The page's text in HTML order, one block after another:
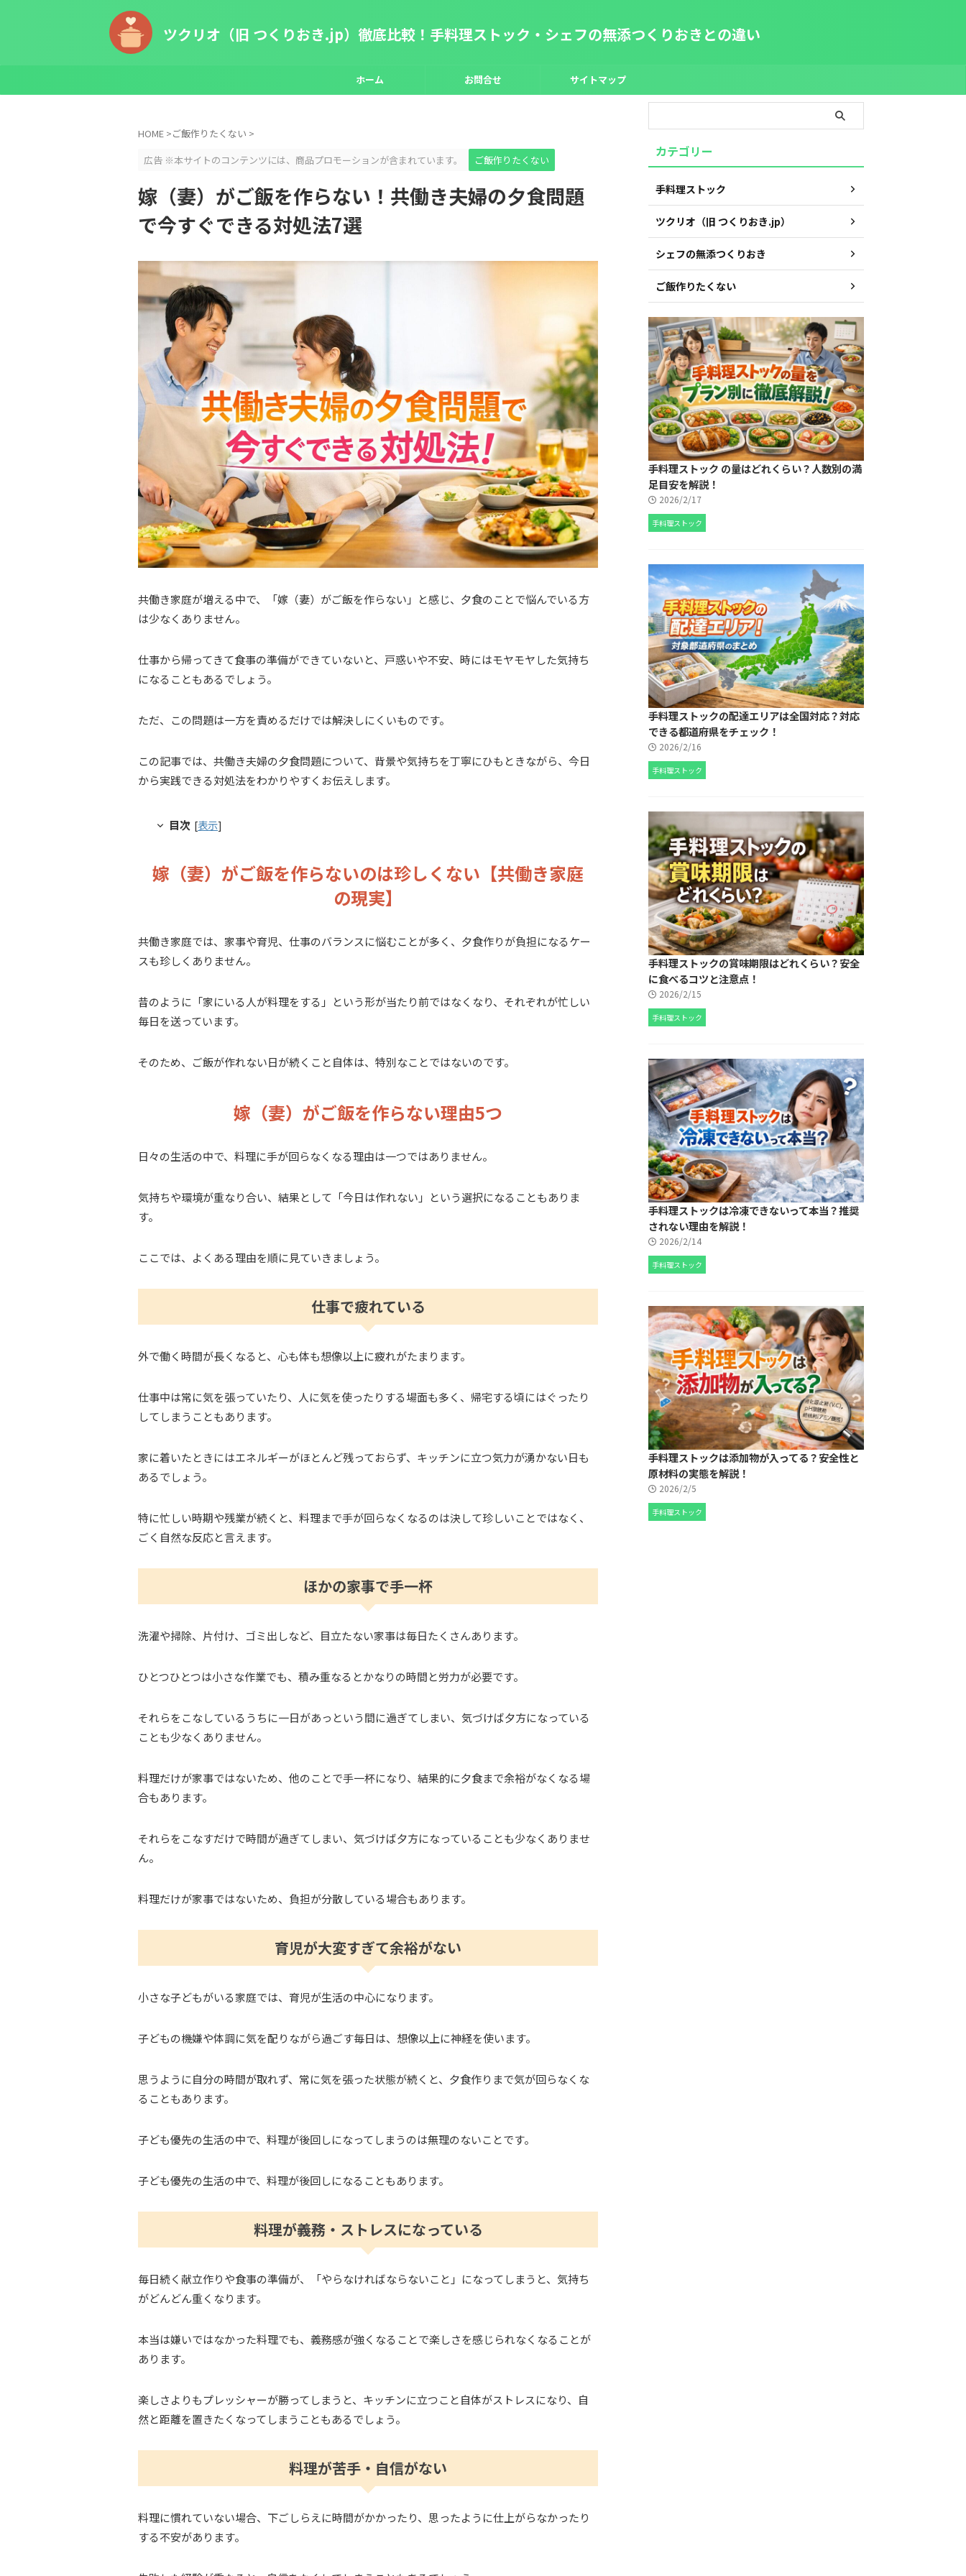
ツクリオ（旧 つくりおき.jp）徹底比較！手料理ストック・シェフの無添つくりおきとの違い
ホーム お問合せ サイトマップ
HOME >ご飯作りたくない >
広告 ※本サイトのコンテンツには、商品プロモーションが含まれています。
ご飯作りたくない
嫁（妻）がご飯を作らない！共働き夫婦の夕食問題
で今すぐできる対処法7選
共働き家庭が増える中で、「嫁（妻）がご飯を作らない」と感じ、夕食のことで悩んでいる方
は少なくありません。
仕事から帰ってきて食事の準備ができていないと、戸惑いや不安、時にはモヤモヤした気持ち
になることもあるでしょう。
ただ、この問題は一方を責めるだけでは解決しにくいものです。
この記事では、共働き夫婦の夕食問題について、背景や気持ちを丁寧にひもときながら、今日
から実践できる対処法をわかりやすくお伝えします。
目次 [表示]
嫁（妻）がご飯を作らないのは珍しくない【共働き家庭
の現実】
共働き家庭では、家事や育児、仕事のバランスに悩むことが多く、夕食作りが負担になるケー
スも珍しくありません。
昔のように「家にいる人が料理をする」という形が当たり前ではなくなり、それぞれが忙しい
毎日を送っています。
そのため、ご飯が作れない日が続くこと自体は、特別なことではないのです。
嫁（妻）がご飯を作らない理由5つ
日々の生活の中で、料理に手が回らなくなる理由は一つではありません。
気持ちや環境が重なり合い、結果として「今日は作れない」という選択になることもありま
す。
ここでは、よくある理由を順に見ていきましょう。
仕事で疲れている
外で働く時間が長くなると、心も体も想像以上に疲れがたまります。
仕事中は常に気を張っていたり、人に気を使ったりする場面も多く、帰宅する頃にはぐったり
してしまうこともあります。
家に着いたときにはエネルギーがほとんど残っておらず、キッチンに立つ気力が湧かない日も
あるでしょう。
特に忙しい時期や残業が続くと、料理まで手が回らなくなるのは決して珍しいことではなく、
ごく自然な反応と言えます。
ほかの家事で手一杯
洗濯や掃除、片付け、ゴミ出しなど、目立たない家事は毎日たくさんあります。
ひとつひとつは小さな作業でも、積み重なるとかなりの時間と労力が必要です。
それらをこなしているうちに一日があっという間に過ぎてしまい、気づけば夕方になっている
ことも少なくありません。
料理だけが家事ではないため、他のことで手一杯になり、結果的に夕食まで余裕がなくなる場
合もあります。
それらをこなすだけで時間が過ぎてしまい、気づけば夕方になっていることも少なくありませ
ん。
料理だけが家事ではないため、負担が分散している場合もあります。
育児が大変すぎて余裕がない
小さな子どもがいる家庭では、育児が生活の中心になります。
子どもの機嫌や体調に気を配りながら過ごす毎日は、想像以上に神経を使います。
思うように自分の時間が取れず、常に気を張った状態が続くと、夕食作りまで気が回らなくな
ることもあります。
子ども優先の生活の中で、料理が後回しになってしまうのは無理のないことです。
子ども優先の生活の中で、料理が後回しになることもあります。
料理が義務・ストレスになっている
毎日続く献立作りや食事の準備が、「やらなければならないこと」になってしまうと、気持ち
がどんどん重くなります。
本当は嫌いではなかった料理でも、義務感が強くなることで楽しさを感じられなくなることが
あります。
楽しさよりもプレッシャーが勝ってしまうと、キッチンに立つこと自体がストレスになり、自
然と距離を置きたくなってしまうこともあるでしょう。
料理が苦手・自信がない
料理に慣れていない場合、下ごしらえに時間がかかったり、思ったように仕上がらなかったり
する不安があります。
カテゴリー
手料理ストック
ツクリオ（旧 つくりおき.jp）
シェフの無添つくりおき
ご飯作りたくない
手料理ストック の量はどれくらい？人数別の満
足目安を解説！
2026/2/17
手料理ストック
手料理ストックの配達エリアは全国対応？対応
できる都道府県をチェック！
2026/2/16
手料理ストック
手料理ストックの賞味期限はどれくらい？安全
に食べるコツと注意点！
2026/2/15
手料理ストック
手料理ストックは冷凍できないって本当？推奨
されない理由を解説！
2026/2/14
手料理ストック
手料理ストックは添加物が入ってる？安全性と
原材料の実態を解説！
2026/2/5
手料理ストック